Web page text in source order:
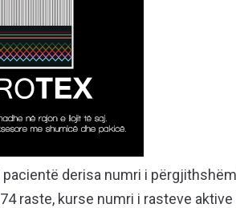
derisa numri i
raste, kurse numri i rasteve